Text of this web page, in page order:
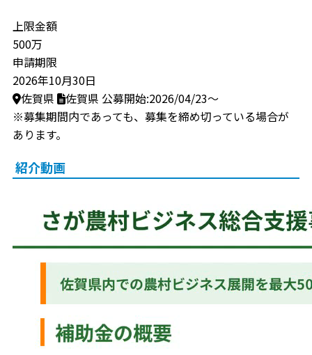
上限金額
500万
申請期限
2026年10月30日
佐賀県
佐賀県 公募開始:2026/04/23～
※募集期間内であっても、募集を締め切っている場合が
あります。
紹介動画